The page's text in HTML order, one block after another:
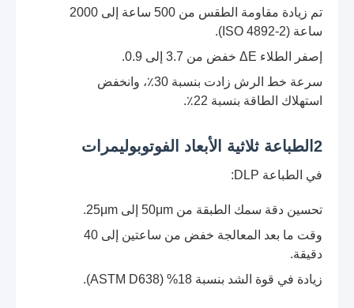
تم زيادة مقاومة الطقس من 500 ساعة إلى 2000
ساعة (ISO 4892-2).
إصفر الطلاء ΔE خفض من 3.7 إلى 0.9.
سرعة خط الرش زادت بنسبة 30٪، وانخفض
استهلاك الطاقة بنسبة 22٪.
2الطباعة ثلاثية الأبعاد الفوتوبوليمرات
في الطباعة DLP:
تحسين دقة سمك الطبقة من 50μm إلى 25μm.
وقت ما بعد المعالجة خفض من ساعتين إلى 40
دقيقة.
زيادة في قوة الشد بنسبة 18% (ASTM D638).